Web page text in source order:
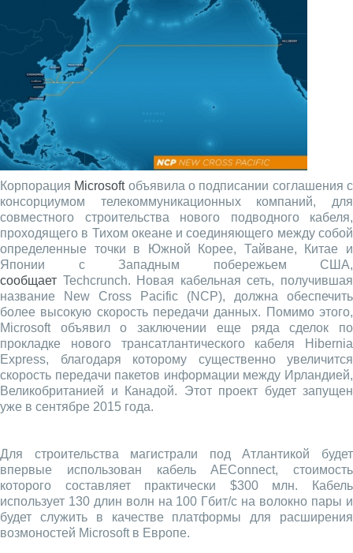
Корпорация Microsoftобъявила о подписании соглашения с
консорциумом телекоммуникационных компаний, для
совместного строительства нового подводного кабеля,
проходящего в Тихом океане и соединяющего между собой
определенные точки в Южной Корее, Тайване, Китае и
Японии с Западным побережьем США,
сообщает Techcrunch. Новая кабельная сеть, получившая
название New Cross Pacific (NCP), должна обеспечить
более высокую скорость передачи данных. Помимо этого,
Microsoft объявил о заключении еще ряда сделок по
прокладке нового трансатлантического кабеля Hibernia
Express, благодаря которому существенно увеличится
скорость передачи пакетов информации между Ирландией,
Великобританией и Канадой. Этот проект будет запущен
уже в сентябре 2015 года.
Для строительства магистрали под Атлантикой будет
впервые использован кабель AEConnect, стоимость
которого составляет практически $300 млн. Кабель
использует 130 длин волн на 100 Гбит/с на волокно пары и
будет служить в качестве платформы для расширения
возмоностей Microsoft в Европе.